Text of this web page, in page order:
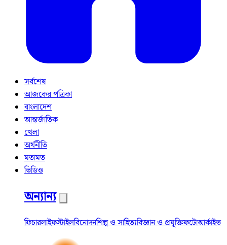
সর্বশেষ
আজকের পত্রিকা
বাংলাদেশ
আন্তর্জাতিক
খেলা
অর্থনীতি
মতামত
ভিডিও
অন্যান্য
ফিচারলাইফস্টাইলবিনোদনশিল্প ও সাহিত্যবিজ্ঞান ও প্রযুক্তিফটোআর্কাইভ